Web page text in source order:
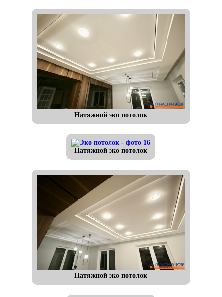
Натяжной эко потолок
Натяжной эко потолок
Натяжной эко потолок